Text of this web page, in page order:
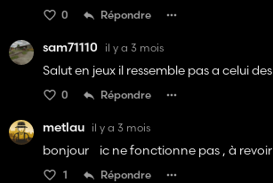
0 Répondre
sam71110 il y a 3 mois
Salut en jeux il ressemble pas a celui
0 Répondre
metlau il y a 3 mois
bonjour ic ne fonctionne pas , à revoir
1 Répondre